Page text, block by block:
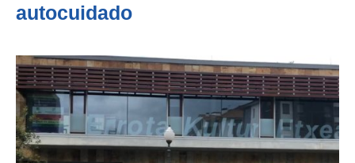
autocuidado